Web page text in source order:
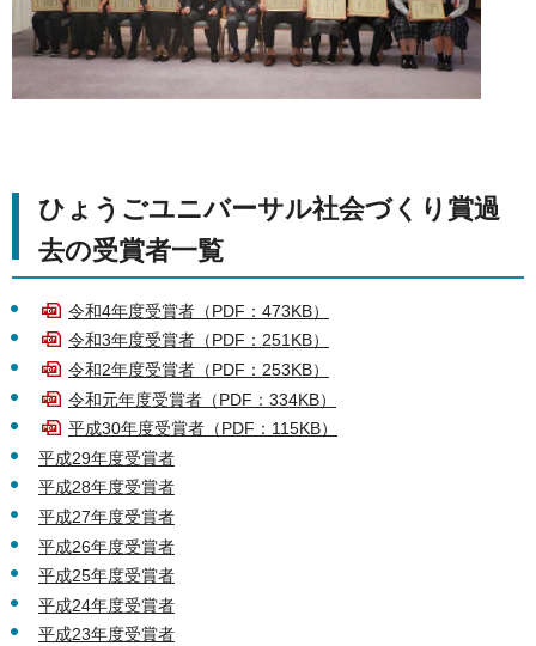
ひょうごユニバーサル社会づくり賞過
去の受賞者一覧
令和4年度受賞者（PDF：473KB）
令和3年度受賞者（PDF：251KB）
令和2年度受賞者（PDF：253KB）
令和元年度受賞者（PDF：334KB）
平成30年度受賞者（PDF：115KB）
平成29年度受賞者
平成28年度受賞者
平成27年度受賞者
平成26年度受賞者
平成25年度受賞者
平成24年度受賞者
平成23年度受賞者